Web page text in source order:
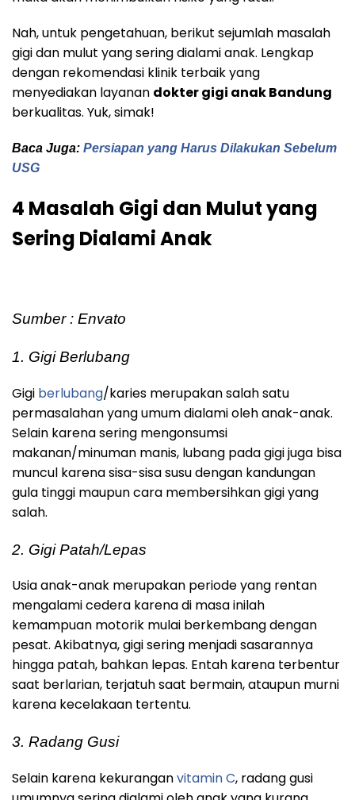
Nah, untuk pengetahuan, berikut sejumlah masalah
gigi dan mulut yang sering dialami anak. Lengkap
dengan rekomendasi klinik terbaik yang
menyediakan layanan dokter gigi anak Bandung
berkualitas. Yuk, simak!
Baca Juga: Persiapan yang Harus Dilakukan Sebelum
USG
4 Masalah Gigi dan Mulut yang
Sering Dialami Anak
Sumber : Envato
1. Gigi Berlubang
Gigi berlubang/karies merupakan salah satu
permasalahan yang umum dialami oleh anak-anak.
Selain karena sering mengonsumsi
makanan/minuman manis, lubang pada gigi juga bisa
muncul karena sisa-sisa susu dengan kandungan
gula tinggi maupun cara membersihkan gigi yang
salah.
2. Gigi Patah/Lepas
Usia anak-anak merupakan periode yang rentan
mengalami cedera karena di masa inilah
kemampuan motorik mulai berkembang dengan
pesat. Akibatnya, gigi sering menjadi sasarannya
hingga patah, bahkan lepas. Entah karena terbentur
saat berlarian, terjatuh saat bermain, ataupun murni
karena kecelakaan tertentu.
3. Radang Gusi
Selain karena kekuranganvitamin C, radang gusi